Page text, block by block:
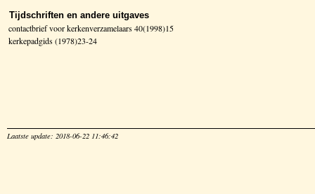
Tijdschriften en andere uitgaves
contactbrief voor kerkenverzamelaars 40(1998)15
kerkepadgids (1978)23-24
Laatste update: 2018-06-22 11:46:42